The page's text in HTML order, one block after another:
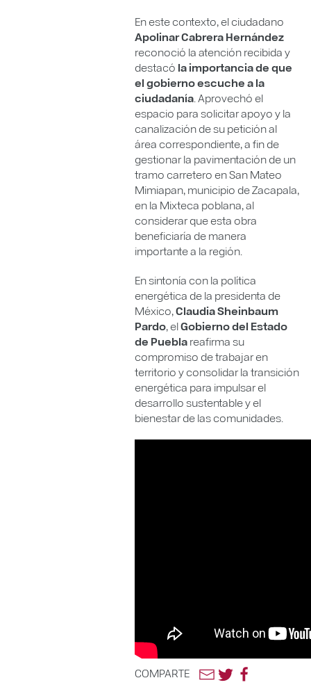
En este contexto, el ciudadano
Apolinar Cabrera Hernández
reconoció la atención recibida y
destacó la importancia de que
el gobierno escuche a la
ciudadanía . Aprovechó el
espacio para solicitar apoyo y la
canalización de su petición al
área correspondiente, a fin de
gestionar la pavimentación de un
tramo carretero en San Mateo
Mimiapan, municipio de Zacapala,
en la Mixteca poblana, al
considerar que esta obra
beneficiaría de manera
importante a la región.
En sintonía con la política
energética de la presidenta de
México,Claudia Sheinbaum
Pardo, elGobierno del Estado
de Pueblareafirma su
compromiso de trabajar en
territorio y consolidar la transición
energética para impulsar el
desarrollo sustentable y el
bienestar de las comunidades.
COMPARTE